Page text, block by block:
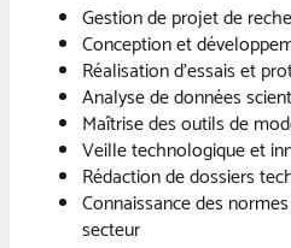
Gestion de projet de
Conception et
Réalisation d’essais et
Analyse de données
Maîtrise des outils de
Veille technologique et
Rédaction de dossiers
Connaissance des
secteur